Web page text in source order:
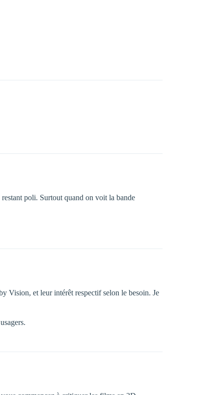
poli. Surtout quand on voit la bande
Vision, et leur intérêt respectif selon le besoin. Je